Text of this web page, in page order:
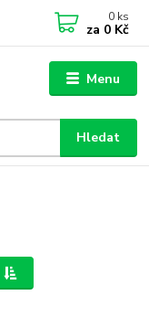
Menu
Hledat
0 ks
za 0 Kč